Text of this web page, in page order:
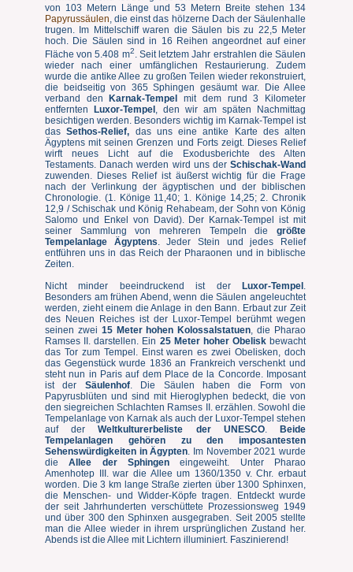
von 103 Metern Länge und 53 Metern Breite stehen 134
Papyrussäulen, die einst das hölzerne Dach der Säulenhalle
trugen. Im Mittelschiff waren die Säulen bis zu 22,5 Meter
hoch. Die Säulen sind in 16 Reihen angeordnet auf einer
Fläche von 5.408 m2. Seit letztem Jahr erstrahlen die Säulen
wieder nach einer umfänglichen Restaurierung. Zudem
wurde die antike Allee zu großen Teilen wieder rekonstruiert,
die beidseitig von 365 Sphingen gesäumt war. Die Allee
verband denKarnak-Tempel mit dem rund 3 Kilometer
entfernten Luxor-Tempel, den wir am späten Nachmittag
besichtigen werden. Besonders wichtig im Karnak-Tempel ist
dasSethos-Relief, das uns eine antike Karte des alten
Ägyptens mit seinen Grenzen und Forts zeigt. Dieses Relief
wirft neues Licht auf die Exodusberichte des Alten
Testaments. Danach werden wird uns der Schischak-Wand
zuwenden. Dieses Relief ist äußerst wichtig für die Frage
nach der Verlinkung der ägyptischen und der biblischen
Chronologie. (1. Könige 11,40; 1. Könige 14,25; 2. Chronik
12,9 / Schischak und König Rehabeam, der Sohn von König
Salomo und Enkel von David). Der Karnak-Tempel ist mit
seiner Sammlung von mehreren Tempeln die größte
Tempelanlage Ägyptens. Jeder Stein und jedes Relief
entführen uns in das Reich der Pharaonen und in biblische
Zeiten.
Nicht minder beeindruckend ist der Luxor-Tempel.
Besonders am frühen Abend, wenn die Säulen angeleuchtet
werden, zieht einem die Anlage in den Bann. Erbaut zur Zeit
des Neuen Reiches ist der Luxor-Tempel berühmt wegen
seinen zwei 15 Meter hohen Kolossalstatuen, die Pharao
Ramses II. darstellen. Ein 25 Meter hoher Obeliskbewacht
das Tor zum Tempel. Einst waren es zwei Obelisken, doch
das Gegenstück wurde 1836 an Frankreich verschenkt und
steht nun in Paris auf dem Place de la Concorde. Imposant
ist der Säulenhof. Die Säulen haben die Form von
Papyrusblüten und sind mit Hieroglyphen bedeckt, die von
den siegreichen Schlachten Ramses II. erzählen. Sowohl die
Tempelanlage von Karnak als auch der Luxor-Tempel stehen
auf derWeltkulturerbeliste der UNESCO.Beide
Tempelanlagen gehören zu den imposantesten
Sehenswürdigkeiten in Ägypten. Im November 2021 wurde
dieAllee der Sphingen eingeweiht. Unter Pharao
Amenhotep III. war die Allee um 1360/1350 v. Chr. erbaut
worden. Die 3 km lange Straße zierten über 1300 Sphinxen,
die Menschen- und Widder-Köpfe tragen. Entdeckt wurde
der seit Jahrhunderten verschüttete Prozessionsweg 1949
und über 300 den Sphinxen ausgegraben. Seit 2005 stellte
man die Allee wieder in ihrem ursprünglichen Zustand her.
Abends ist die Allee mit Lichtern illuminiert. Faszinierend!